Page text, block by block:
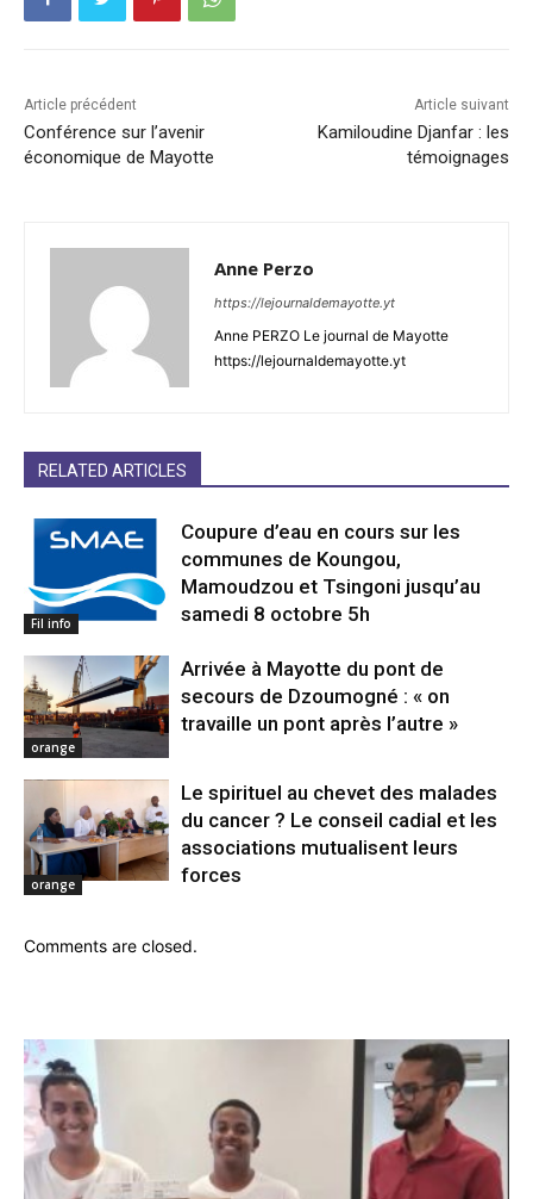
Article précédent
Conférence sur l’avenir
économique de Mayotte
Article suivant
Kamiloudine Djanfar : les
témoignages
Anne Perzo
https://lejournaldemayotte.yt
Anne PERZO Le journal de Mayotte
https://lejournaldemayotte.yt
RELATED ARTICLES
Fil info
Coupure d’eau en cours sur les
communes de Koungou,
Mamoudzou et Tsingoni jusqu’au
samedi 8 octobre 5h
orange
Arrivée à Mayotte du pont de
secours de Dzoumogné : « on
travaille un pont après l’autre »
orange
Le spirituel au chevet des malades
du cancer ? Le conseil cadial et les
associations mutualisent leurs
forces
Comments are closed.